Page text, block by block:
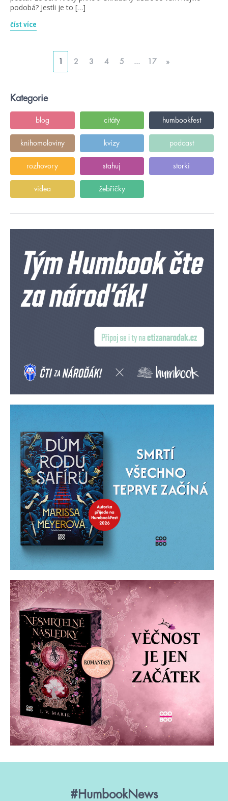
podobá? Jestli je to […]
číst více
2 3 4 5 ... 17 »
Kategorie
blog citáty humbookfest
knihomoloviny kvízy podcast
rozhovory stahuj storki
videa žebříčky
#HumbookNews